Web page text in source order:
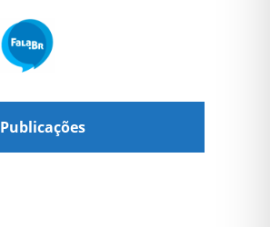
Publicações